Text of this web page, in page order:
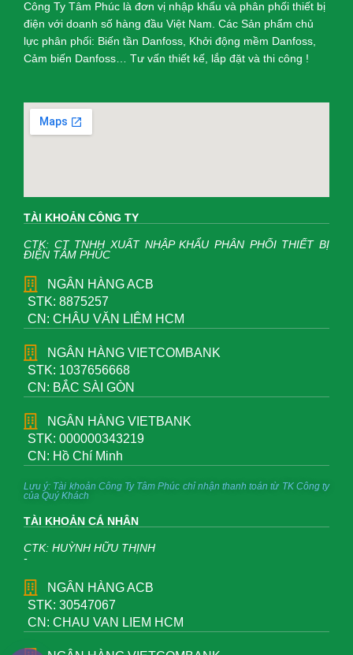
Công Ty Tâm Phúc là đơn vị nhập khẩu và phân phối thiết bị
điện với doanh số hàng đầu Việt Nam. Các Sản phẩm chủ
lực phân phối: Biến tần Danfoss, Khởi động mềm Danfoss,
Cảm biến Danfoss… Tư vấn thiết kế, lắp đặt và thi công !
TÀI KHOẢN CÔNG TY
CTK: CT TNHH XUẤT NHẬP KHẨU PHÂN PHỐI THIẾT BỊ
ĐIỆN TÂM PHÚC
NGÂN HÀNG ACB
STK: 8875257
CN: CHÂU VĂN LIÊM HCM
NGÂN HÀNG VIETCOMBANK
STK: 1037656668
CN: BẮC SÀI GÒN
NGÂN HÀNG VIETBANK
STK: 000000343219
CN: Hồ Chí Minh
Lưu ý: Tài khoản Công Ty Tâm Phúc chỉ nhận thanh toán từ TK Công ty
của Quý Khách
TÀI KHOẢN CÁ NHÂN
CTK: HUỲNH HỮU THỊNH
-
NGÂN HÀNG ACB
STK: 30547067
CN: CHAU VAN LIEM HCM